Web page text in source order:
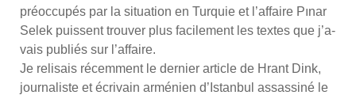
pré­oc­cu­pés par la situa­tion en Tur­quie et l’af­faire Pınar
Selek puissent trou­ver plus faci­le­ment les textes que j’a­
vais publiés sur l’af­faire.
Je reli­sais récem­ment le der­nier article de Hrant Dink,
jour­na­liste et écri­vain armé­nien d’Istanbul assas­si­né le